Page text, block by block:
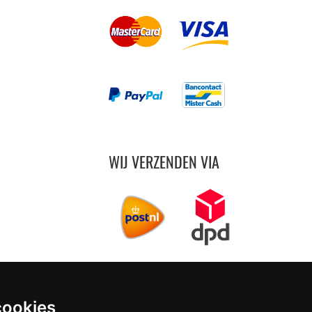
WIJ VERZENDEN VIA